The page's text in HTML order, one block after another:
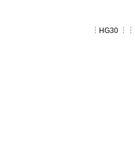
┆ HG30 ┆┆